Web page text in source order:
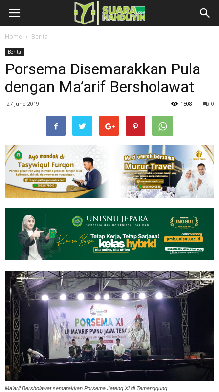
Home Berita
Berita
Porsema Disemarakkan Pula
dengan Ma’arif Bersholawat
27 June 2019 0
1508
Ma’arif Bersholawat semarakkan Porsema Jateng XI di Temanggung.